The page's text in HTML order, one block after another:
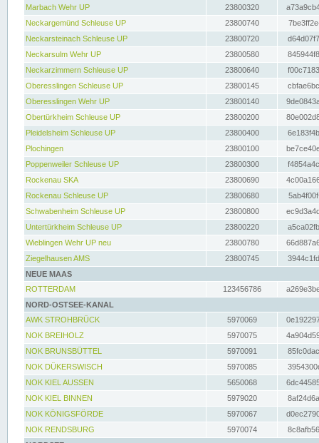
Marbach Wehr UP
23800320
Neckargemünd Schleuse UP
23800740
Neckarsteinach Schleuse UP
23800720
Neckarsulm Wehr UP
23800580
Neckarzimmern Schleuse UP
23800640
Oberesslingen Schleuse UP
23800145
Oberesslingen Wehr UP
23800140
Obertürkheim Schleuse UP
23800200
Pleidelsheim Schleuse UP
23800400
Plochingen
23800100
Poppenweiler Schleuse UP
23800300
Rockenau SKA
23800690
Rockenau Schleuse UP
23800680
Schwabenheim Schleuse UP
23800800
Untertürkheim Schleuse UP
23800220
Wieblingen Wehr UP neu
23800780
Ziegelhausen AMS
23800745
NEUE MAAS
ROTTERDAM
123456786
NORD-OSTSEE-KANAL
AWK STROHBRÜCK
5970069
NOK BREIHOLZ
5970075
NOK BRUNSBÜTTEL
5970091
NOK DÜKERSWISCH
5970085
NOK KIEL AUSSEN
5650068
NOK KIEL BINNEN
5979020
NOK KÖNIGSFÖRDE
5970067
NOK RENDSBURG
5970074